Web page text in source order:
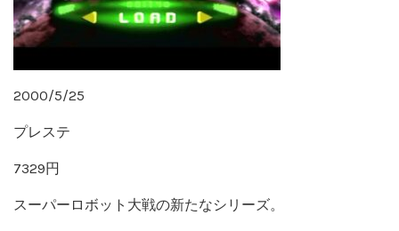
2000/5/25
プレステ
7329円
スーパーロボット大戦の新たなシリーズ。